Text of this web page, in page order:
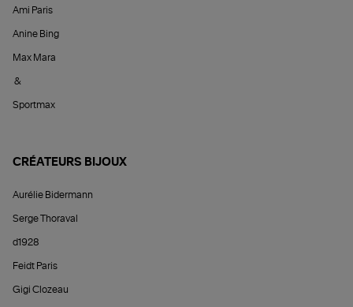
Ami Paris
Anine Bing
Max Mara
&
Sportmax
CRÉATEURS BIJOUX
Aurélie Bidermann
Serge Thoraval
d1928
Feidt Paris
Gigi Clozeau